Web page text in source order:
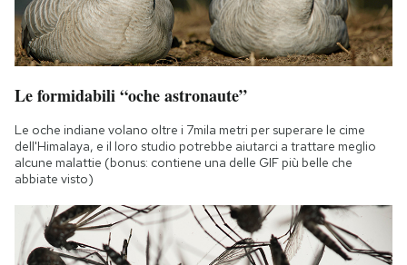
Le formidabili “oche astronaute”
Le oche indiane volano oltre i 7mila metri per superare le cime
dell'Himalaya, e il loro studio potrebbe aiutarci a trattare meglio
alcune malattie (bonus: contiene una delle GIF più belle che
abbiate visto)